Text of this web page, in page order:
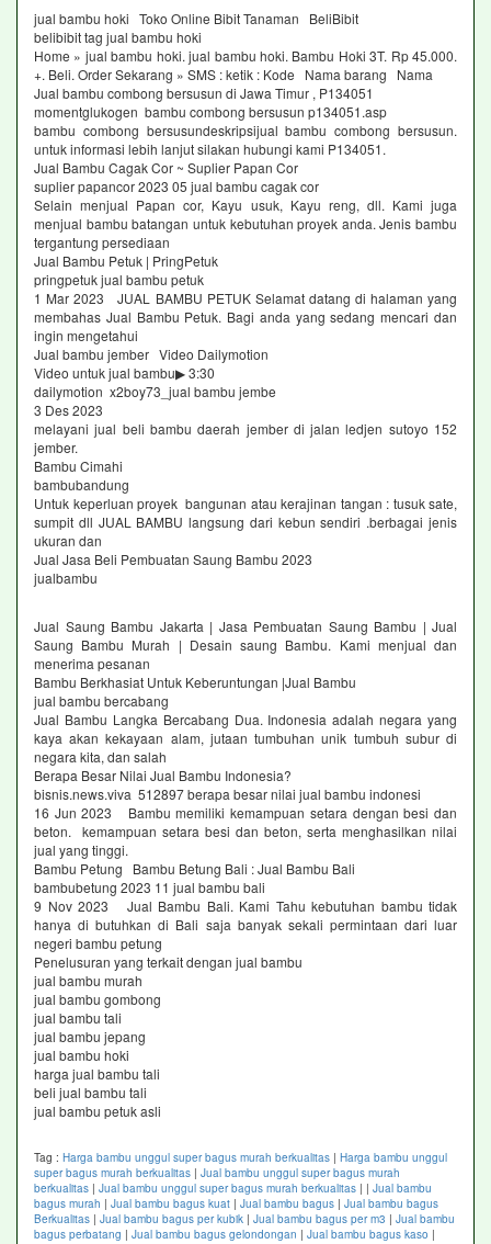
jual bambu hoki Toko Online Bibit Tanaman BeliBibit
belibibit tag jual bambu hoki
Home » jual bambu hoki. jual bambu hoki. Bambu Hoki 3T. Rp 45.000.
+. Beli. Order Sekarang » SMS : ketik : Kode Nama barang Nama
Jual bambu combong bersusun di Jawa Timur , P134051
momentglukogen bambu combong bersusun p134051.asp
bambu combong bersusundeskripsijual bambu combong bersusun.
untuk informasi lebih lanjut silakan hubungi kami P134051.
Jual Bambu Cagak Cor ~ Suplier Papan Cor
suplier papancor 2023 05 jual bambu cagak cor
Selain menjual Papan cor, Kayu usuk, Kayu reng, dll. Kami juga
menjual bambu batangan untuk kebutuhan proyek anda. Jenis bambu
tergantung persediaan
Jual Bambu Petuk | PringPetuk
pringpetuk jual bambu petuk
1 Mar 2023 JUAL BAMBU PETUK Selamat datang di halaman yang
membahas Jual Bambu Petuk. Bagi anda yang sedang mencari dan
ingin mengetahui
Jual bambu jember Video Dailymotion
Video untuk jual bambu▶ 3:30
dailymotion x2boy73_jual bambu jembe
3 Des 2023
melayani jual beli bambu daerah jember di jalan ledjen sutoyo 152
jember.
Bambu Cimahi
bambubandung
Untuk keperluan proyek bangunan atau kerajinan tangan : tusuk sate,
sumpit dll JUAL BAMBU langsung dari kebun sendiri .berbagai jenis
ukuran dan
Jual Jasa Beli Pembuatan Saung Bambu 2023
jualbambu
Jual Saung Bambu Jakarta | Jasa Pembuatan Saung Bambu | Jual
Saung Bambu Murah | Desain saung Bambu. Kami menjual dan
menerima pesanan
Bambu Berkhasiat Untuk Keberuntungan |Jual Bambu
jual bambu bercabang
Jual Bambu Langka Bercabang Dua. Indonesia adalah negara yang
kaya akan kekayaan alam, jutaan tumbuhan unik tumbuh subur di
negara kita, dan salah
Berapa Besar Nilai Jual Bambu Indonesia?
bisnis.news.viva 512897 berapa besar nilai jual bambu indonesi
16 Jun 2023 Bambu memiliki kemampuan setara dengan besi dan
beton. kemampuan setara besi dan beton, serta menghasilkan nilai
jual yang tinggi.
Bambu Petung Bambu Betung Bali : Jual Bambu Bali
bambubetung 2023 11 jual bambu bali
9 Nov 2023 Jual Bambu Bali. Kami Tahu kebutuhan bambu tidak
hanya di butuhkan di Bali saja banyak sekali permintaan dari luar
negeri bambu petung
Penelusuran yang terkait dengan jual bambu
jual bambu murah
jual bambu gombong
jual bambu tali
jual bambu jepang
jual bambu hoki
harga jual bambu tali
beli jual bambu tali
jual bambu petuk asli
Tag : Harga bambu unggul super bagus murah berkualitas | Harga bambu unggul
super bagus murah berkualitas | Jual bambu unggul super bagus murah
berkualitas | Jual bambu unggul super bagus murah berkualitas | | Jual bambu
bagus murah | Jual bambu bagus kuat | Jual bambu bagus | Jual bambu bagus
Berkualitas | Jual bambu bagus per kubik | Jual bambu bagus per m3 | Jual bambu
bagus perbatang | Jual bambu bagus gelondongan | Jual bambu bagus kaso |